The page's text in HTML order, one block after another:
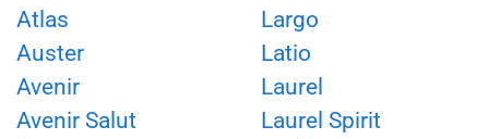
Atlas
Auster
Avenir
Avenir Salut
Largo
Latio
Laurel
Laurel Spirit